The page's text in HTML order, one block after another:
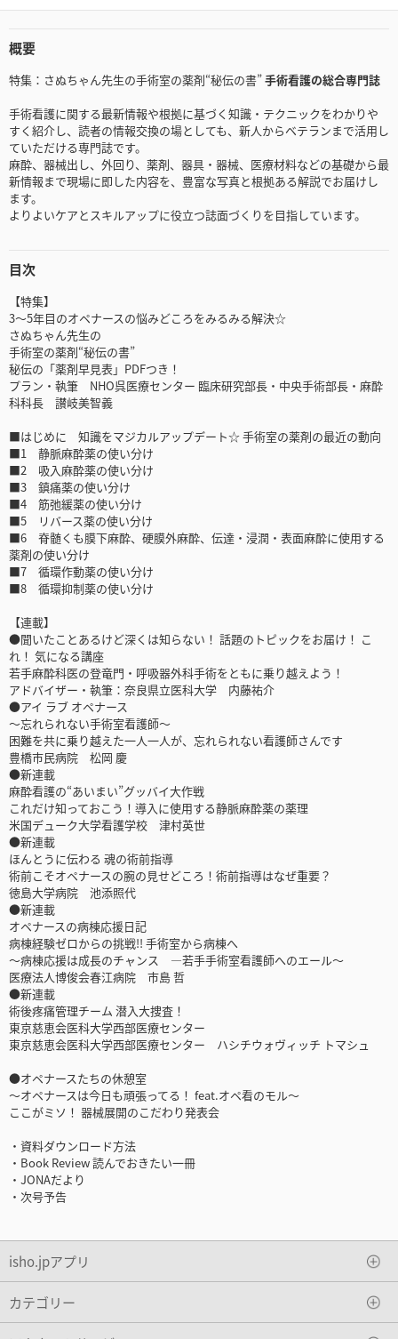
概要
特集：さぬちゃん先生の手術室の薬剤“秘伝の書”手術看護の総合専門誌
手術看護に関する最新情報や根拠に基づく知識・テクニックをわかりや
すく紹介し、読者の情報交換の場としても、新人からベテランまで活用し
ていただける専門誌です。
麻酔、器械出し、外回り、薬剤、器具・器械、医療材料などの基礎から最
新情報まで現場に即した内容を、豊富な写真と根拠ある解説でお届けし
ます。
よりよいケアとスキルアップに役立つ誌面づくりを目指しています。
目次
【特集】
3～5年目のオペナースの悩みどころをみるみる解決☆
さぬちゃん先生の
手術室の薬剤“秘伝の書”
秘伝の「薬剤早見表」PDFつき！
プラン・執筆 NHO呉医療センター 臨床研究部長・中央手術部長・麻酔
科科長 讃岐美智義
■はじめに 知識をマジカルアップデート☆ 手術室の薬剤の最近の動向
■1 静脈麻酔薬の使い分け
■2 吸入麻酔薬の使い分け
■3 鎮痛薬の使い分け
■4 筋弛緩薬の使い分け
■5 リバース薬の使い分け
■6 脊髄くも膜下麻酔、硬膜外麻酔、伝達・浸潤・表面麻酔に使用する
薬剤の使い分け
■7 循環作動薬の使い分け
■8 循環抑制薬の使い分け
【連載】
●聞いたことあるけど深くは知らない！ 話題のトピックをお届け！ こ
れ！ 気になる講座
若手麻酔科医の登竜門・呼吸器外科手術をともに乗り越えよう！
アドバイザー・執筆：奈良県立医科大学 内藤祐介
●アイ ラブ オペナース
～忘れられない手術室看護師～
困難を共に乗り越えた一人一人が、忘れられない看護師さんです
豊橋市民病院 松岡 慶
●新連載
麻酔看護の“あいまい”グッバイ大作戦
これだけ知っておこう！導入に使用する静脈麻酔薬の薬理
米国デューク大学看護学校 津村英世
●新連載
ほんとうに伝わる 魂の術前指導
術前こそオペナースの腕の見せどころ！術前指導はなぜ重要？
徳島大学病院 池添照代
●新連載
オペナースの病棟応援日記
病棟経験ゼロからの挑戦!! 手術室から病棟へ
～病棟応援は成長のチャンス ―若手手術室看護師へのエール～
医療法人博俊会春江病院 市島 哲
●新連載
術後疼痛管理チーム 潜入大捜査！
東京慈恵会医科大学西部医療センター
東京慈恵会医科大学西部医療センター ハシチウォヴィッチ トマシュ
●オペナースたちの休憩室
～オペナースは今日も頑張ってる！ feat.オペ看のモル～
ここがミソ！ 器械展開のこだわり発表会
・資料ダウンロード方法
・Book Review 読んでおきたい一冊
・JONAだより
・次号予告
isho.jpアプリ
カテゴリー